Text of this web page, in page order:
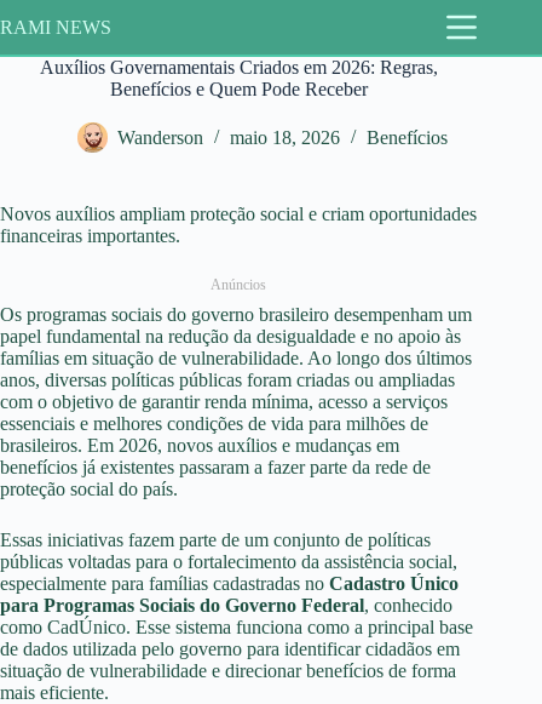
para
o
conteúdo
RAMI NEWS
Auxílios Governamentais Criados em 2026: Regras,
Benefícios e Quem Pode Receber
Wanderson maio 18, 2026 Benefícios
Novos auxílios ampliam proteção social e criam oportunidades
financeiras importantes.
Anúncios
Os programas sociais do governo brasileiro desempenham um
papel fundamental na redução da desigualdade e no apoio às
famílias em situação de vulnerabilidade. Ao longo dos últimos
anos, diversas políticas públicas foram criadas ou ampliadas
com o objetivo de garantir renda mínima, acesso a serviços
essenciais e melhores condições de vida para milhões de
brasileiros. Em 2026, novos auxílios e mudanças em
benefícios já existentes passaram a fazer parte da rede de
proteção social do país.
Essas iniciativas fazem parte de um conjunto de políticas
públicas voltadas para o fortalecimento da assistência social,
especialmente para famílias cadastradas no Cadastro Único
para Programas Sociais do Governo Federal, conhecido
como CadÚnico. Esse sistema funciona como a principal base
de dados utilizada pelo governo para identificar cidadãos em
situação de vulnerabilidade e direcionar benefícios de forma
mais eficiente.